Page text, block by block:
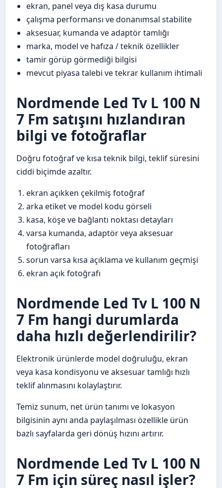
ekran, panel veya dış kasa durumu
çalışma performansı ve donanımsal stabilite
aksesuar, kumanda ve adaptör tamlığı
marka, model ve hafıza / teknik özellikler
tamir görüp görmediği bilgisi
mevcut piyasa talebi ve tekrar kullanım ihtimali
Nordmende Led Tv L 100 N
7 Fm satışını hızlandıran
bilgi ve fotoğraflar
Doğru fotoğraf ve kısa teknik bilgi, teklif süresini
ciddi biçimde azaltır.
ekran açıkken çekilmiş fotoğraf
arka etiket ve model kodu görseli
kasa, köşe ve bağlantı noktası detayları
varsa kumanda, adaptör veya aksesuar
fotoğrafları
sorun varsa kısa açıklama ve kullanım geçmişi
ekran açık fotoğrafı
Nordmende Led Tv L 100 N
7 Fm hangi durumlarda
daha hızlı değerlendirilir?
Elektronik ürünlerde model doğruluğu, ekran
veya kasa kondisyonu ve aksesuar tamlığı hızlı
teklif alınmasını kolaylaştırır.
Temiz sunum, net ürün tanımı ve lokasyon
bilgisinin aynı anda paylaşılması özellikle ürün
bazlı sayfalarda geri dönüş hızını artırır.
Nordmende Led Tv L 100 N
7 Fm için süreç nasıl işler?